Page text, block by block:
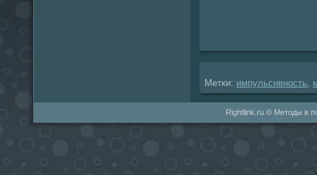
Метки: импульсивность
Rightlink.ru © Методы в